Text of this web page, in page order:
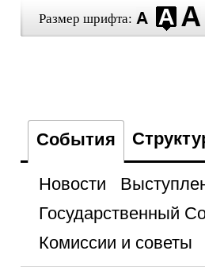
Размер шрифта:
События
Новости
Государственный
Комиссии и советы